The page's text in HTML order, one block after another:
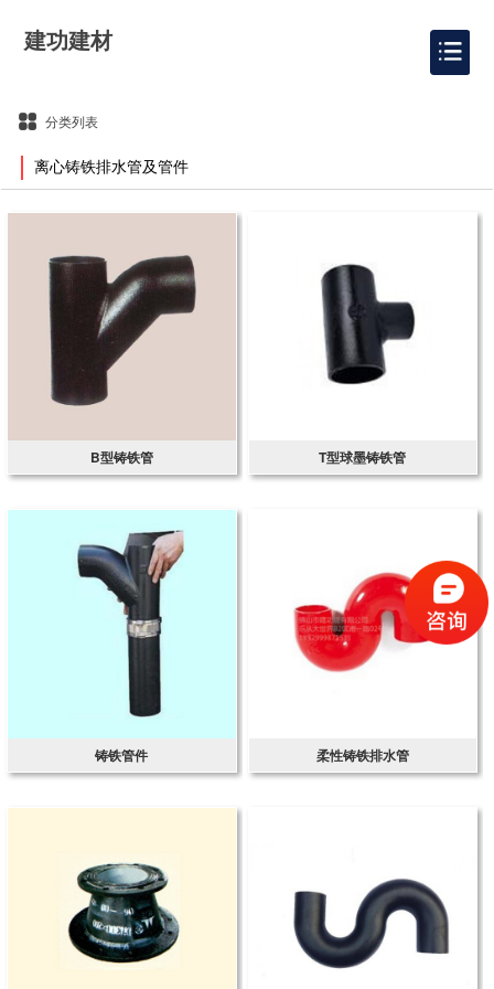
建功建材
分类列表
离心铸铁排水管及管件
B型铸铁管 T型球墨铸铁管
铸铁管件 柔性铸铁排水管